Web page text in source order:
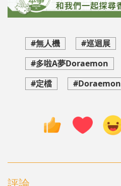
#無人機 #巡迴展
#多啦A夢Doraemon
#定檔
#Doraemon